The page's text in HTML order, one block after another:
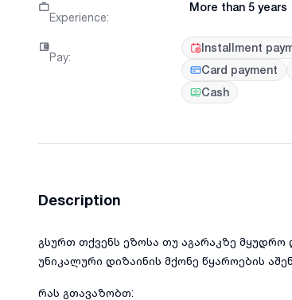
Experience:
More than 5 years
Pay:
Installment
Card payment
Cash
Description
გსურთ თქვენს ეზოსა თუ აგარაკზე მყუდრო
უნიკალური დიზაინის მქონე წყაროების
რას გთავაზობთ: